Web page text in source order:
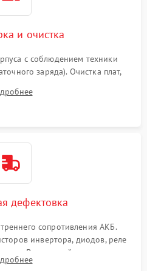
и очистка
с соблюдением техники
заряда). Очистка плат,
перегрева и замыканий.
дефектовка
сопротивления АКБ.
инвертора, диодов, реле
Визуальный поиск вздутых
на печатной плате.